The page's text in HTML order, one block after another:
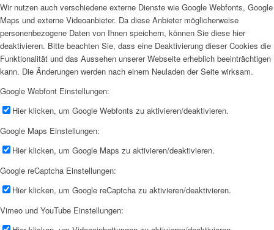
Wir nutzen auch verschiedene externe Dienste wie Google Webfonts, Google
Maps und externe Videoanbieter. Da diese Anbieter möglicherweise
personenbezogene Daten von Ihnen speichern, können Sie diese hier
deaktivieren. Bitte beachten Sie, dass eine Deaktivierung dieser Cookies die
Funktionalität und das Aussehen unserer Webseite erheblich beeinträchtigen
kann. Die Änderungen werden nach einem Neuladen der Seite wirksam.
Google Webfont Einstellungen:
Hier klicken, um Google Webfonts zu aktivieren/deaktivieren.
Google Maps Einstellungen:
Hier klicken, um Google Maps zu aktivieren/deaktivieren.
Google reCaptcha Einstellungen:
Hier klicken, um Google reCaptcha zu aktivieren/deaktivieren.
Vimeo und YouTube Einstellungen: